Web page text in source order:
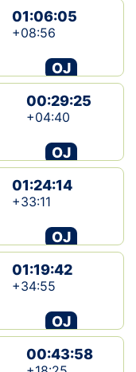
01:06:05
+08:56
OJ
00:29:25
+04:40
OJ
01:24:14
+33:11
OJ
01:19:42
+34:55
OJ
00:43:58